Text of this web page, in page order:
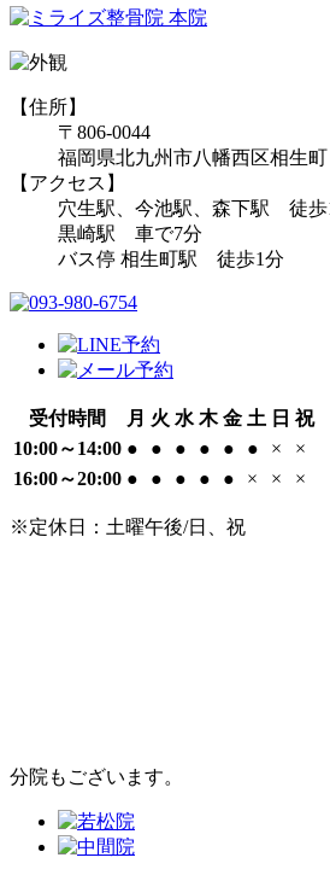
【住所】
〒806-0044
福岡県北九州市八幡西区相生町
【アクセス】
穴生駅、今池駅、森下駅 徒歩
黒崎駅 車で7分
バス停 相生町駅 徒歩1分
受付時間 月 火 水 木 金 土 日 祝
10:00～14:00 ● ● ● ● ● ● ×
×
16:00～20:00 ● ● ● ● ● × × ×
※定休日：土曜午後/日、祝
分院もございます。